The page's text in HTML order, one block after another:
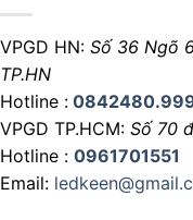
VPGD HN: Số 36 Ngõ
TP.HN
Hotline :
VPGD TP.HCM: Số 70
Hotline : 0961701551
Email: